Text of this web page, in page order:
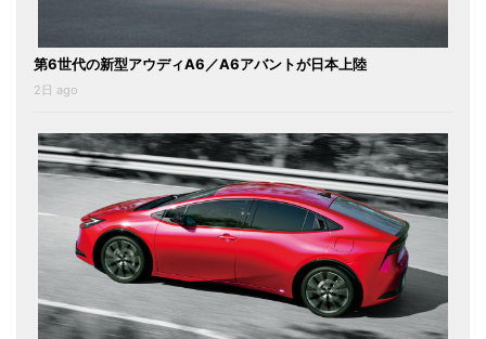
第6世代の新型アウディA6／A6アバントが日本上陸
2日 ago